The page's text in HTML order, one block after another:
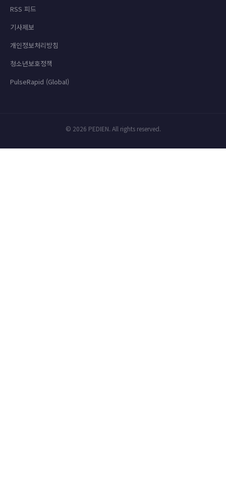
RSS 피드
기사제보
개인정보처리방침
청소년보호정책
PulseRapid (Global)
© 2026 PEDIEN. All rights reserved.